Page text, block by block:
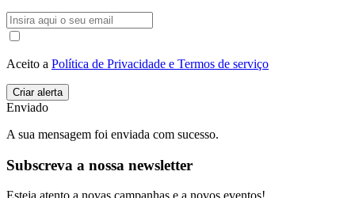
Aceito a Política de Privacidade e Termos de serviço
Enviado
A sua mensagem foi enviada com sucesso.
Subscreva a nossa newsletter